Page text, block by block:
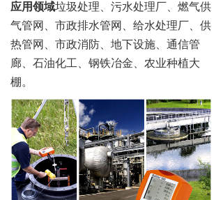
应用领域垃圾处理、污水处理厂、燃气供
气管网、市政排水管网、给水处理厂、供
热管网、市政消防、地下设施、通信管
廊、石油化工、钢铁冶金、农业种植大
棚 。